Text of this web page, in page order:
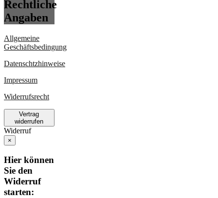
Rechtliche
Angaben
Allgemeine
Geschäftsbedingung
Datenschtzhinweise
Impressum
Widerrufsrecht
Vertrag
widerrufen
Widerruf
×
Hier können
Sie den
Widerruf
starten: